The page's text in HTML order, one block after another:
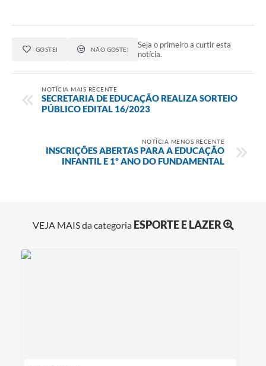
GOSTEI NÃO GOSTEI
Seja o primeiro a curtir esta
notícia.
NOTÍCIA MAIS RECENTE
SECRETARIA DE EDUCAÇÃO REALIZA SORTEIO
PÚBLICO EDITAL 16/2023
NOTÍCIA MENOS RECENTE
INSCRIÇÕES ABERTAS PARA A EDUCAÇÃO
INFANTIL E 1º ANO DO FUNDAMENTAL
VEJA MAIS da categoria ESPORTE E LAZER